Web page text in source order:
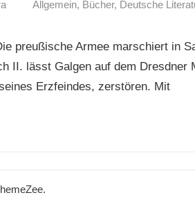
Allgemein, Bücher, Deutsche
preußische Armee marschiert in
II. lässt Galgen auf dem Dresdner
Erzfeindes, zerstören. Mit